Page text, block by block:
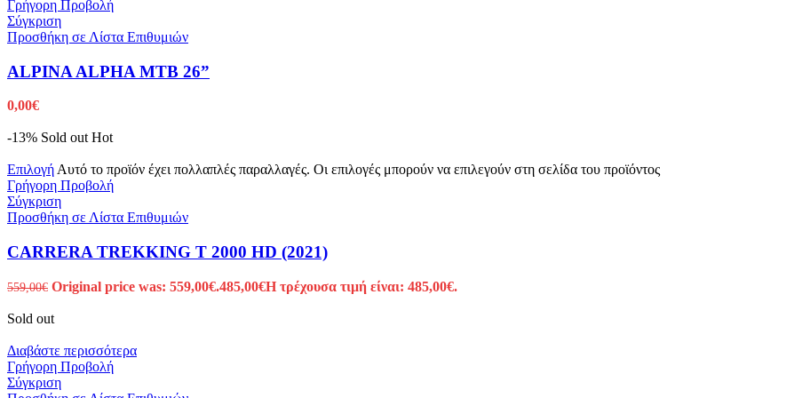
Γρήγορη Προβολή
Σύγκριση
Προσθήκη σε Λίστα Επιθυμιών
ALPINA ALPHA MTB 26”
0,00€
-13% Sold out Hot
Επιλογή Αυτό το προϊόν έχει πολλαπλές παραλλαγές. Οι επιλογές μπορούν να επιλεγούν στη σελίδα του προϊόντος
Γρήγορη Προβολή
Σύγκριση
Προσθήκη σε Λίστα Επιθυμιών
CARRERA TREKKING T 2000 HD (2021)
559,00€ Original price was: 559,00€.485,00€Η τρέχουσα τιμή είναι: 485,00€.
Sold out
Διαβάστε περισσότερα
Γρήγορη Προβολή
Σύγκριση